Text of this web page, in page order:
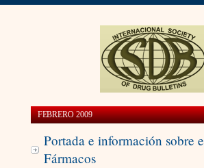
FEBRERO 2009
Portada e información sobre
Fármacos